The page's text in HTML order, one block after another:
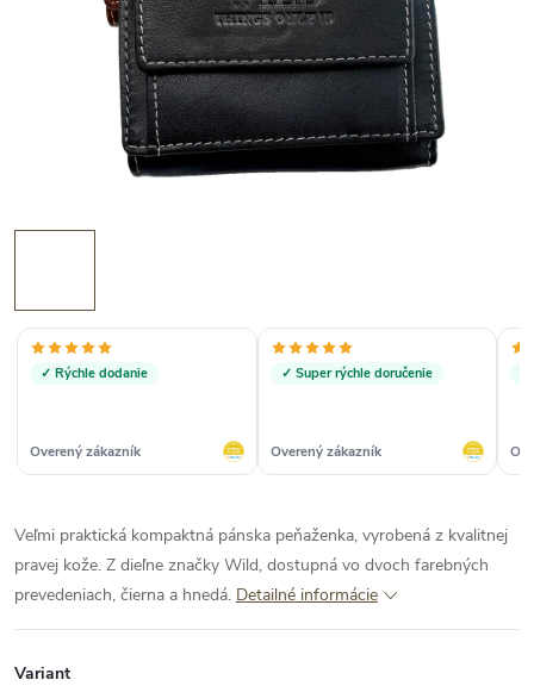
✓ Rýchle dodanie
Overený zákazník
✓ Super rýchle doručenie
Overený zákazník
Veľmi praktická kompaktná pánska peňaženka, vyrobená z kvalitnej
pravej kože. Z dieľne značky Wild, dostupná vo dvoch farebných
prevedeniach, čierna a hnedá. Detailné informácie
Variant